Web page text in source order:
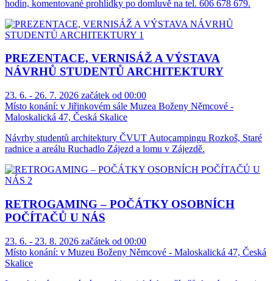
hodin, komentované prohlídky po domluvě na tel. 606 678 679.
PREZENTACE, VERNISÁŽ A VÝSTAVA
NÁVRHŮ STUDENTŮ ARCHITEKTURY
23. 6. - 26. 7. 2026 začátek od 00:00
Místo konání: v Jiřinkovém sále Muzea Boženy Němcové -
Maloskalická 47, Česká Skalice
Návrhy studentů architektury ČVUT Autocampingu Rozkoš, Staré
radnice a areálu Ruchadlo Zájezd a lomu v Zájezdě.
RETROGAMING – POČÁTKY OSOBNÍCH
POČÍTAČŮ U NÁS
23. 6. - 23. 8. 2026 začátek od 00:00
Místo konání: v Muzeu Boženy Němcové - Maloskalická 47, Česká
Skalice